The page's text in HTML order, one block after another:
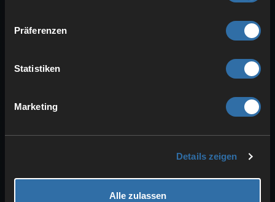
Präferenzen
Statistiken
Marketing
Details zeigen
Alle zulassen
und anderen
dir verschiedene Kategorien für
herstellen. Beides macht sich gut in einer
andere Aspekte deiner Welt zu nutzen.